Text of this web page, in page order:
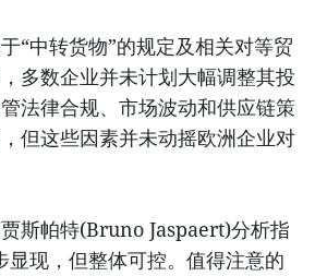
“中转货物”的规定及相关对等贸
多数企业并未计划大幅调整其投
法律合规、市场波动和供应链策
但这些因素并未动摇欧洲企业对
斯帕特(Bruno Jaspaert)分析指
显现，但整体可控。值得注意的